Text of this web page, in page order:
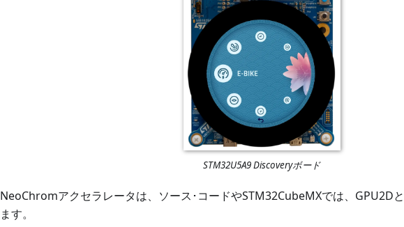
STM32U5A9 Discoveryボード
NeoChromアクセラレータは、ソース･コードやSTM32CubeMXでは、GPU2D
ます。